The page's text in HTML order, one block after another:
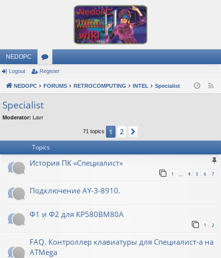
NEDOPC
or
u
m
s
Logout Register
NEDOPC FORUMS RETROCOMPUTING INTEL Specialist
Specialist
Moderator: Lavr
71 topics 1 2
Topics
История ПК «Специалист»
1 … 4 5 6 7
Подключение AY-3-8910.
Ф1 и Ф2 для КР580ВМ80А
1 2
FAQ. Контроллер клавиатуры для Специалист-а на
ATMega